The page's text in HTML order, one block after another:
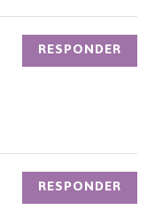
RESPONDER
RESPONDER